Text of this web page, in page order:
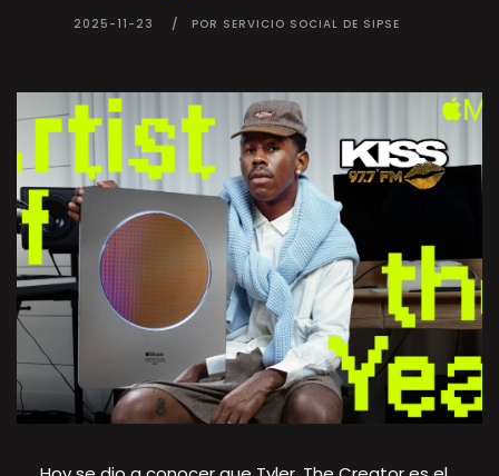
2025-11-23 POR SERVICIO SOCIAL DE SIPSE